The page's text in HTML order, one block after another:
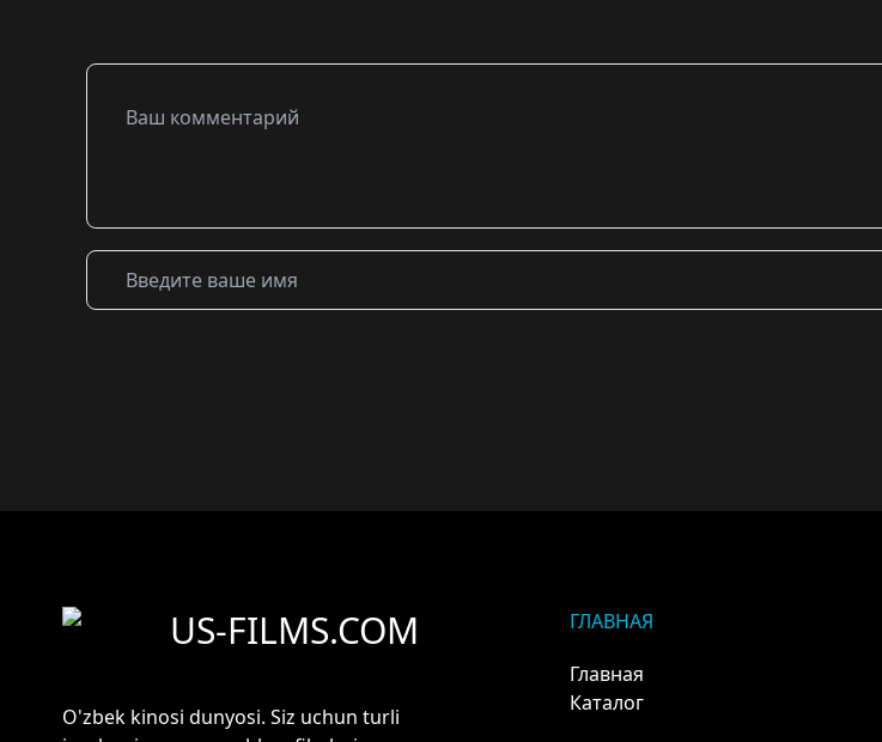
US-FILMS.COM
O'zbek kinosi dunyosi. Siz uchun turli
ГЛАВНАЯ
Главная
Каталог